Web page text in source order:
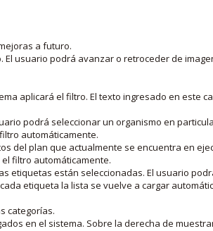
a futuro.
usuario podrá avanzar o retroceder de
aplicará el filtro. El texto ingresado en este
podrá seleccionar un organismo en
automáticamente.
del plan que actualmente se encuentra en
filtro automáticamente.
etiquetas están seleccionadas. El usuario
etiqueta la lista se vuelve a cargar
categorías.
en el sistema. Sobre la derecha de